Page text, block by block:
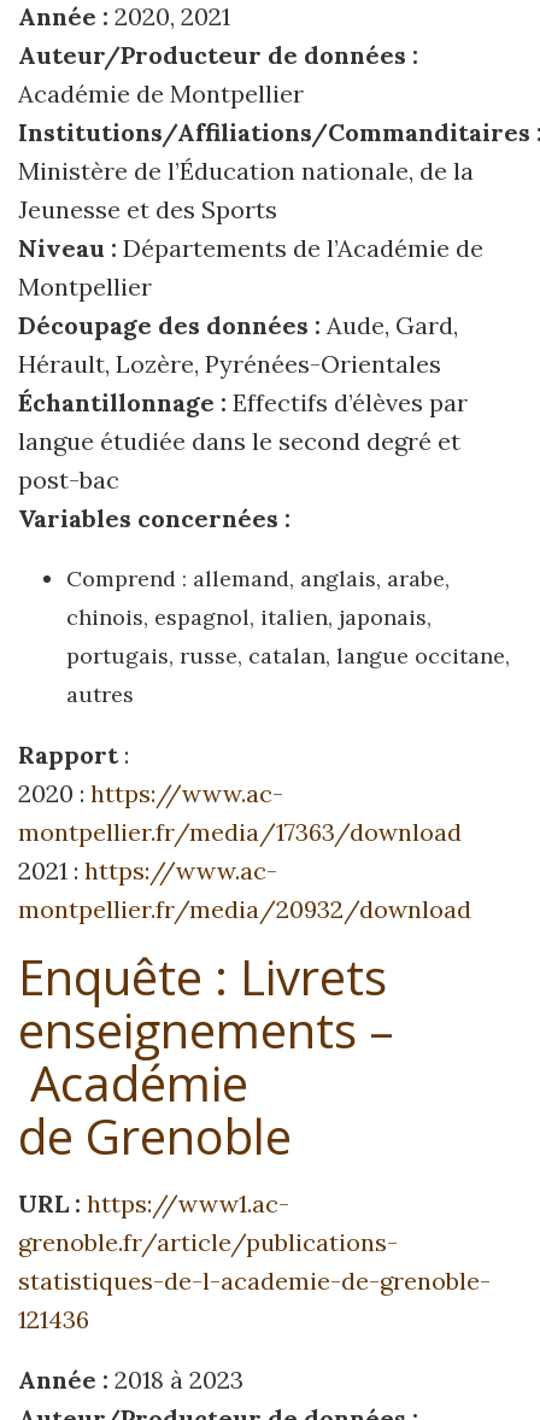
Année : 2020, 2021
Auteur/Producteur de données :
Académie de Montpellier
Institutions/Affiliations/Commanditaires
Ministère de l’Éducation nationale, de la
Jeunesse et des Sports
Niveau : Départements de l’Académie de
Montpellier
Découpage des données : Aude, Gard,
Hérault, Lozère, Pyrénées-Orientales
Échantillonnage : Effectifs d’élèves par
langue étudiée dans le second degré et
post-bac
Variables concernées :
Comprend : allemand, anglais, arabe,
chinois, espagnol, italien, japonais,
portugais, russe, catalan, langue occitane,
autres
Rapport:
2020 : https://www.ac-
montpellier.fr/media/17363/download
2021 : https://www.ac-
montpellier.fr/media/20932/download
Enquête : Livrets
enseignements –
Académie
de Grenoble
URL : https://www1.ac-
grenoble.fr/article/publications-
statistiques-de-l-academie-de-grenoble-
121436
Année : 2018 à 2023